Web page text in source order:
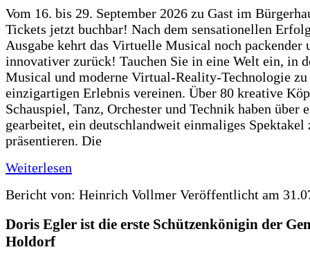
Vom 16. bis 29. September 2026 zu Gast im
Tickets jetzt buchbar! Nach dem sensationellen
Ausgabe kehrt das Virtuelle Musical noch packender
innovativer zurück! Tauchen Sie in eine Welt ein, in
Musical und moderne Virtual-Reality-Technologie zu
einzigartigen Erlebnis vereinen. Über 80 kreative
Schauspiel, Tanz, Orchester und Technik haben über
gearbeitet, ein deutschlandweit einmaliges Spektakel
präsentieren. Die
Weiterlesen
Bericht von: Heinrich Vollmer Veröffentlicht am
Doris Egler ist die erste Schützenkönigin der
Holdorf